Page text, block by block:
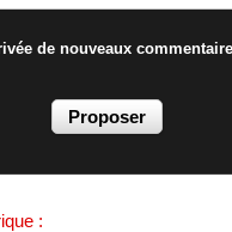
de nouveaux
: